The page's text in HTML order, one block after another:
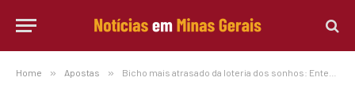
Home » Apostas » Bicho mais atrasado da loteria dos sonhos: Entenda o Significado e Padrões